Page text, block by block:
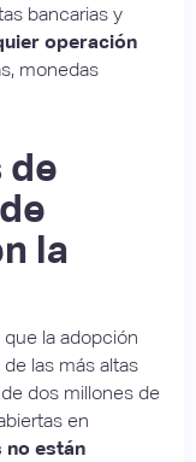
bancarias y
operación
monedas
de
la
la adopción
las más altas
dos millones de
en
no están